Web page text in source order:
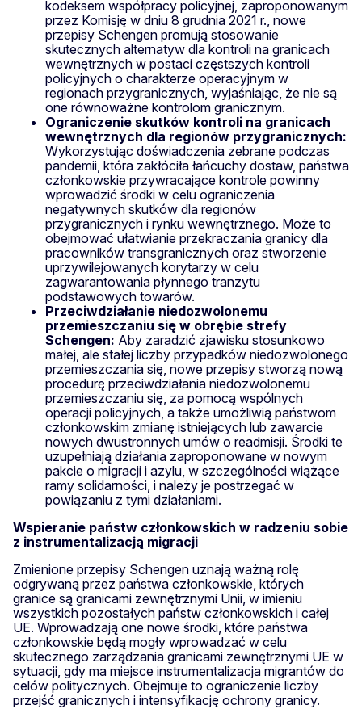
kodeksem współpracy policyjnej, zaproponowanym
przez Komisję w dniu 8 grudnia 2021 r., nowe
przepisy Schengen promują stosowanie
skutecznych alternatyw dla kontroli na granicach
wewnętrznych w postaci częstszych kontroli
policyjnych o charakterze operacyjnym w
regionach przygranicznych, wyjaśniając, że nie są
one równoważne kontrolom granicznym.
Ograniczenie skutków kontroli na granicach
wewnętrznych dla regionów przygranicznych:
Wykorzystując doświadczenia zebrane podczas
pandemii, która zakłóciła łańcuchy dostaw, państwa
członkowskie przywracające kontrole powinny
wprowadzić środki w celu ograniczenia
negatywnych skutków dla regionów
przygranicznych i rynku wewnętrznego. Może to
obejmować ułatwianie przekraczania granicy dla
pracowników transgranicznych oraz stworzenie
uprzywilejowanych korytarzy w celu
zagwarantowania płynnego tranzytu
podstawowych towarów.
Przeciwdziałanie niedozwolonemu
przemieszczaniu się w obrębie strefy
Schengen: Aby zaradzić zjawisku stosunkowo
małej, ale stałej liczby przypadków niedozwolonego
przemieszczania się, nowe przepisy stworzą nową
procedurę przeciwdziałania niedozwolonemu
przemieszczaniu się, za pomocą wspólnych
operacji policyjnych, a także umożliwią państwom
członkowskim zmianę istniejących lub zawarcie
nowych dwustronnych umów o readmisji. Środki te
uzupełniają działania zaproponowane w nowym
pakcie o migracji i azylu, w szczególności wiążące
ramy solidarności, i należy je postrzegać w
powiązaniu z tymi działaniami.
Wspieranie państw członkowskich w radzeniu sobie
z instrumentalizacją migracji
Zmienione przepisy Schengen uznają ważną rolę
odgrywaną przez państwa członkowskie, których
granice są granicami zewnętrznymi Unii, w imieniu
wszystkich pozostałych państw członkowskich i całej
UE. Wprowadzają one nowe środki, które państwa
członkowskie będą mogły wprowadzać w celu
skutecznego zarządzania granicami zewnętrznymi UE w
sytuacji, gdy ma miejsce instrumentalizacja migrantów do
celów politycznych. Obejmuje to ograniczenie liczby
przejść granicznych i intensyfikację ochrony granicy.